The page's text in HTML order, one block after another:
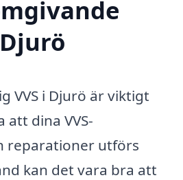
VVS i Djurö är viktigt
dina VVS-
reparationer utförs
kan det vara bra att